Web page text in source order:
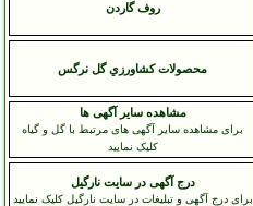
روف گاردن
محصولات کشاورزي گل نرگس
مشاهده سایر آگهی ها
برای مشاهده سایر آگهی های مرتبط با گل و گیاه
کلیک نمایید
درج آگهی در سایت نارگیل
برای درج آگهی و تبلیغات در سایت نارگیل کلیک نمایید